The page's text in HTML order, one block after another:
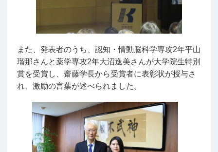
また、発表者のうち、認知・情動脳科学専攻2年平山
瑠那さんと薬学専攻2年大沼逸美さんが大学院生特別
賞を受賞し、齋藤学長から受賞者に表彰状が授与さ
れ、激励の言葉が述べられました。